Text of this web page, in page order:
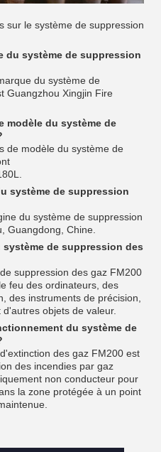
sur le système de suppression
du système de suppression
du système de
Guangzhou Xingjin Fire
modèle du système de
de modèle du système de
système de suppression
du système de suppression
Guangdong, Chine.
de suppression des
suppression des gaz FM200
feu des ordinateurs, des
des instruments de précision,
objets de valeur.
du système de
des gaz FM200 est
des incendies par gaz
non conducteur pour
la zone protégée à un point